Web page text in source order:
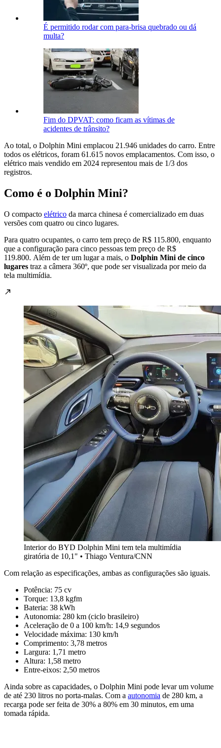
É permitido rodar com para-brisa quebrado ou dá
multa?
Fim do DPVAT: como ficam as vítimas de
acidentes de trânsito?
Ao total, o Dolphin Mini emplacou 21.946 unidades do carro. Entre
todos os elétricos, foram 61.615 novos emplacamentos. Com isso, o
elétrico mais vendido em 2024 representou mais de 1/3 dos
registros.
Como é o Dolphin Mini?
O compacto elétrico da marca chinesa é comercializado em duas
versões com quatro ou cinco lugares.
Para quatro ocupantes, o carro tem preço de R$ 115.800, enquanto
que a configuração para cinco pessoas tem preço de R$
119.800. Além de ter um lugar a mais, o Dolphin Mini de cinco
lugares traz a câmera 360º, que pode ser visualizada por meio da
tela multimídia.
Interior do BYD Dolphin Mini tem tela multimídia
giratória de 10,1" • Thiago Ventura/CNN
Com relação as especificações, ambas as configurações são iguais.
Potência: 75 cv
Torque: 13,8 kgfm
Bateria: 38 kWh
Autonomia: 280 km (ciclo brasileiro)
Aceleração de 0 a 100 km/h: 14,9 segundos
Velocidade máxima: 130 km/h
Comprimento: 3,78 metros
Largura: 1,71 metro
Altura: 1,58 metro
Entre-eixos: 2,50 metros
Ainda sobre as capacidades, o Dolphin Mini pode levar um volume
de até 230 litros no porta-malas. Com a autonomia de 280 km, a
recarga pode ser feita de 30% a 80% em 30 minutos, em uma
tomada rápida.